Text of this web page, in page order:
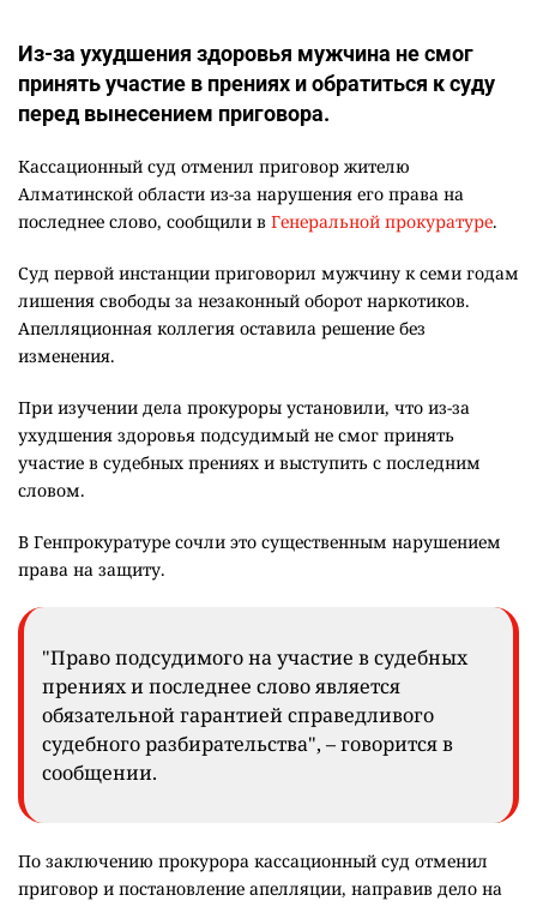
Из-за ухудшения здоровья мужчина не смог
принять участие в прениях и обратиться к суду
перед вынесением приговора.
Кассационный суд отменил приговор жителю
Алматинской области из-за нарушения его права на
последнее слово, сообщили в Генеральной прокуратуре.
Суд первой инстанции приговорил мужчину к семи годам
лишения свободы за незаконный оборот наркотиков.
Апелляционная коллегия оставила решение без
изменения.
При изучении дела прокуроры установили, что из-за
ухудшения здоровья подсудимый не смог принять
участие в судебных прениях и выступить с последним
словом.
В Генпрокуратуре сочли это существенным нарушением
права на защиту.
"Право подсудимого на участие в судебных
прениях и последнее слово является
обязательной гарантией справедливого
судебного разбирательства", – говорится в
сообщении.
По заключению прокурора кассационный суд отменил
приговор и постановление апелляции, направив дело на